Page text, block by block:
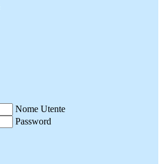
Nome Utente
Password